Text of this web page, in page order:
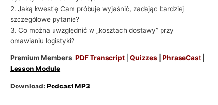
2. Jaką kwestię Cam próbuje wyjaśnić, zadając bardziej
szczegółowe pytanie?
3. Co można uwzględnić w „kosztach dostawy” przy
omawianiu logistyki?
Premium Members:PDF Transcript |Quizzes |PhraseCast
Lesson Module
Download:Podcast MP3